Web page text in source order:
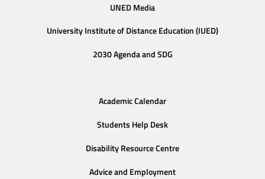
UNED Media
University Institute of Distance Education (IUED)
2030 Agenda and SDG
Academic Calendar
Students Help Desk
Disability Resource Centre
Advice and Employment